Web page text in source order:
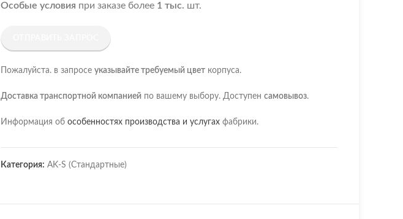
Особые условия при заказе более 1 тыс. шт.
Пожалуйста. в запросе указывайте требуемый цвет корпуса.
Доставка транспортной компанией по вашему выбору. Доступен самовывоз.
Информация об особенностях производства и услугах фабрики.
Категория: AK-S (Стандартные)